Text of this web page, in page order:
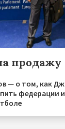
продажу
— о том, как
федерации